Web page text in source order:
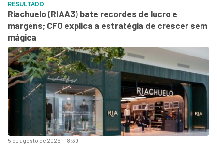
5 de agosto de 2026 - 18:30
RESULTADO
Riachuelo (RIAA3) bate recordes de lucro e
margens; CFO explica a estratégia de crescer sem
mágica